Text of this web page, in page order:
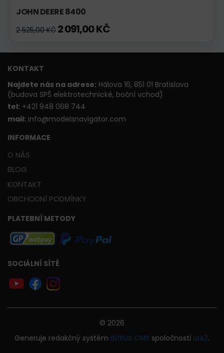
JOHN DEERE 8400
2 525,00 KČ 2 091,00 KČ
KONTAKT
Najdete nás na adrese: Hálova 16, 851 01 Bratislava
(budova SPŠ elektrotechnické, boční vchod)
tel: +421 948 068 744
mail: info@modelsnavigator.com
INFORMACE
O NÁS
BLOG
KONTAKT
OBCHODNÍ PODMÍNKY
PLATEBNÍ METODY
SOCIÁLNÍ SÍTĚ
© 2026
Generuje redakčný systém BUXUS CMS spoločnosti ui42.